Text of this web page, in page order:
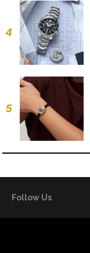
4
5
Follow Us